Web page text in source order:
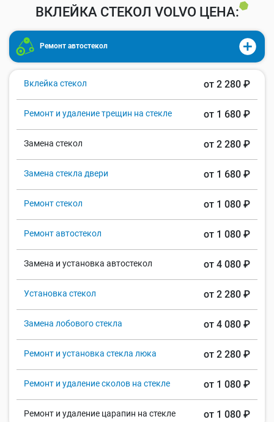
ВКЛЕЙКА СТЕКОЛ VOLVO ЦЕНА:
Ремонт автостекол
Вклейка стекол от 2 280 ₽
Ремонт и удаление трещин на стекле от 1 680 ₽
Замена стекол от 2 280 ₽
Замена стекла двери от 1 680 ₽
Ремонт стекол от 1 080 ₽
Ремонт автостекол от 1 080 ₽
Замена и установка автостекол от 4 080 ₽
Установка стекол от 2 280 ₽
Замена лобового стекла от 4 080 ₽
Ремонт и установка стекла люка от 2 280 ₽
Ремонт и удаление сколов на стекле от 1 080 ₽
Ремонт и удаление царапин на стекле от 1 080 ₽